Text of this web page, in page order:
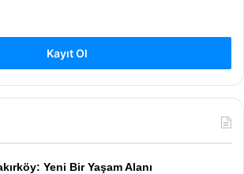
Kayıt Ol
Yeni Bir Yaşam Alanı